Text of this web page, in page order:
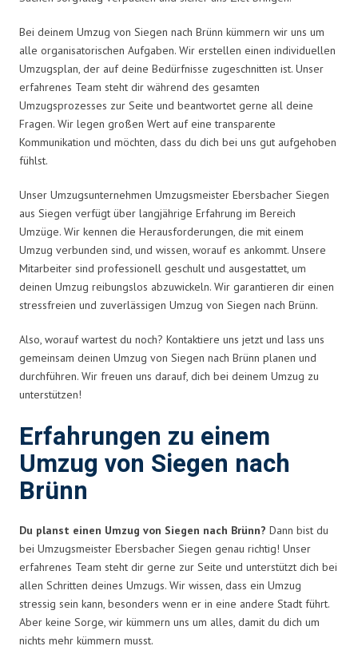
Bei deinem Umzug von Siegen nach Brünn kümmern wir uns um
alle organisatorischen Aufgaben. Wir erstellen einen individuellen
Umzugsplan, der auf deine Bedürfnisse zugeschnitten ist. Unser
erfahrenes Team steht dir während des gesamten
Umzugsprozesses zur Seite und beantwortet gerne all deine
Fragen. Wir legen großen Wert auf eine transparente
Kommunikation und möchten, dass du dich bei uns gut aufgehoben
fühlst.
Unser Umzugsunternehmen Umzugsmeister Ebersbacher Siegen
aus Siegen verfügt über langjährige Erfahrung im Bereich
Umzüge. Wir kennen die Herausforderungen, die mit einem
Umzug verbunden sind, und wissen, worauf es ankommt. Unsere
Mitarbeiter sind professionell geschult und ausgestattet, um
deinen Umzug reibungslos abzuwickeln. Wir garantieren dir einen
stressfreien und zuverlässigen Umzug von Siegen nach Brünn.
Also, worauf wartest du noch? Kontaktiere uns jetzt und lass uns
gemeinsam deinen Umzug von Siegen nach Brünn planen und
durchführen. Wir freuen uns darauf, dich bei deinem Umzug zu
unterstützen!
Erfahrungen zu einem
Umzug von Siegen nach
Brünn
Du planst einen Umzug von Siegen nach Brünn? Dann bist du
bei Umzugsmeister Ebersbacher Siegen genau richtig! Unser
erfahrenes Team steht dir gerne zur Seite und unterstützt dich bei
allen Schritten deines Umzugs. Wir wissen, dass ein Umzug
stressig sein kann, besonders wenn er in eine andere Stadt führt.
Aber keine Sorge, wir kümmern uns um alles, damit du dich um
nichts mehr kümmern musst.